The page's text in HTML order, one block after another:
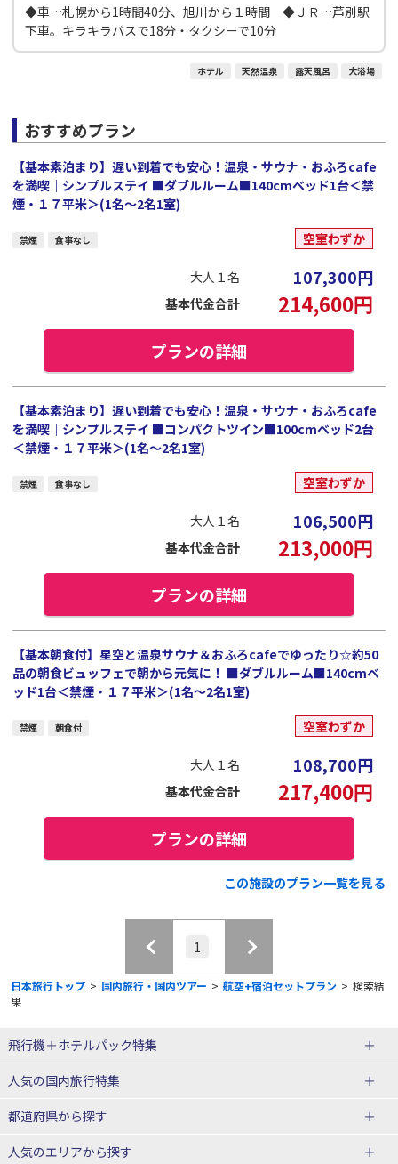
◆車…札幌から1時間40分、旭川から１時間 ◆ＪＲ…芦別駅
下車。キラキラバスで18分・タクシーで10分
ホテル 天然温泉 露天風呂 大浴場
おすすめプラン
【基本素泊まり】遅い到着でも安心！温泉・サウナ・おふろcafe
を満喫｜シンプルステイ ■ダブルルーム■140cmベッド1台＜禁
煙・１７平米＞(1名～2名1室)
禁煙 食事なし 空室わずか
大人１名 107,300円
基本代金合計 214,600円
プランの詳細
【基本素泊まり】遅い到着でも安心！温泉・サウナ・おふろcafe
を満喫｜シンプルステイ ■コンパクトツイン■100cmベッド2台
＜禁煙・１７平米＞(1名～2名1室)
禁煙 食事なし 空室わずか
大人１名 106,500円
基本代金合計 213,000円
プランの詳細
【基本朝食付】星空と温泉サウナ＆おふろcafeでゆったり☆約50
品の朝食ビュッフェで朝から元気に！ ■ダブルルーム■140cmベ
ッド1台＜禁煙・１７平米＞(1名～2名1室)
禁煙 朝食付 空室わずか
大人１名 108,700円
基本代金合計 217,400円
プランの詳細
この施設のプラン一覧を見る
1
日本旅行トップ > 国内旅行・国内ツアー > 航空+宿泊セットプラン > 検索結
果
飛行機＋ホテルパック特集
赤い風船ダイナミックパッケージ
ＪＡＬで行く飛行機+ホテルパック
人気の国内旅行特集
東京ディズニーリゾート®への旅
ユニバーサル・スタジオ・ジャパ
都道府県から探す
人気のエリアから探す